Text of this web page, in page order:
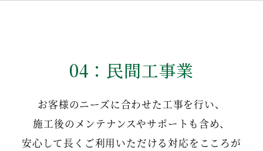
04：民間工事業
お客様のニーズに合わせた工事を行い、
施工後のメンテナンスやサポートも含め、
安心して長くご利用いただける対応をこころが